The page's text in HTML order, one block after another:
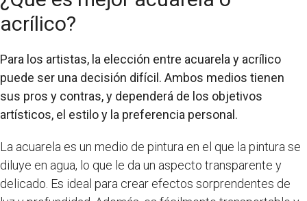
acrílico?
Para los artistas, la elección entre acuarela y acrílico
puede ser una decisión difícil. Ambos medios tienen
sus pros y contras, y dependerá de los objetivos
artísticos, el estilo y la preferencia personal.
La acuarela es un medio de pintura en el que la pintura se
diluye en agua, lo que le da un aspecto transparente y
delicado. Es ideal para crear efectos sorprendentes de